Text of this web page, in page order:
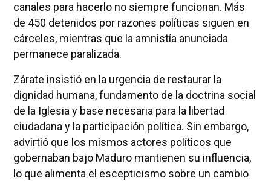
canales para hacerlo no siempre funcionan. Más
de 450 detenidos por razones políticas siguen en
cárceles, mientras que la amnistía anunciada
permanece paralizada.
Zárate insistió en la urgencia de restaurar la
dignidad humana, fundamento de la doctrina social
de la Iglesia y base necesaria para la libertad
ciudadana y la participación política. Sin embargo,
advirtió que los mismos actores políticos que
gobernaban bajo Maduro mantienen su influencia,
lo que alimenta el escepticismo sobre un cambio